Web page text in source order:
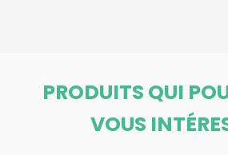
PRODUITS QUI
VOUS